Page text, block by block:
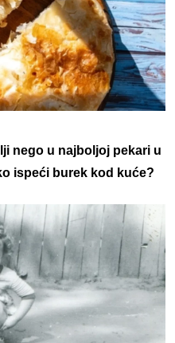
nego u najboljoj pekari u
ispeći burek kod kuće?